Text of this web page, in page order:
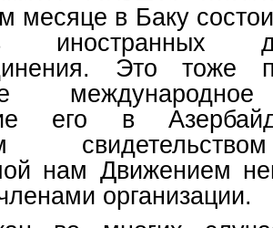
месяце в Баку
иностранных
Это тоже
его в
нам Движением
организации.